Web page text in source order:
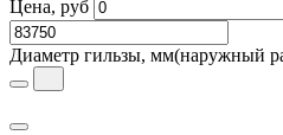
Цена, руб
Диаметр гильзы, мм(наружный